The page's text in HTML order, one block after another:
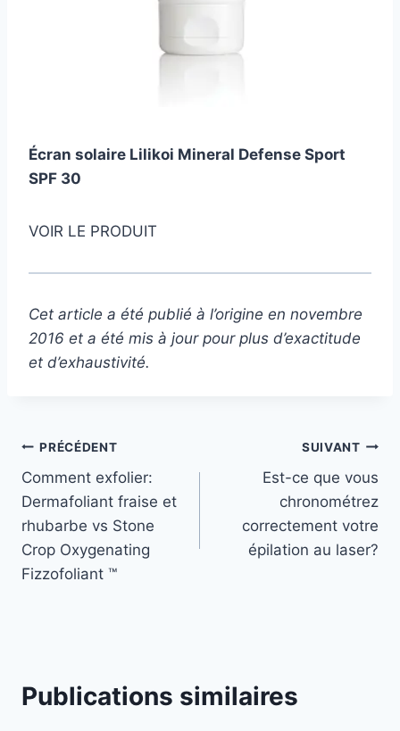
Écran solaire Lilikoi Mineral Defense Sport
SPF 30
VOIR LE PRODUIT
Cet article a été publié à l’origine en novembre
2016 et a été mis à jour pour plus d’exactitude
et d’exhaustivité.
Navigation
de
l’article
PRÉCÉDENT
Comment exfolier:
Dermafoliant fraise et
rhubarbe vs Stone
Crop Oxygenating
Fizzofoliant ™
SUIVANT
Est-ce que vous
chronométrez
correctement votre
épilation au laser?
Publications similaires